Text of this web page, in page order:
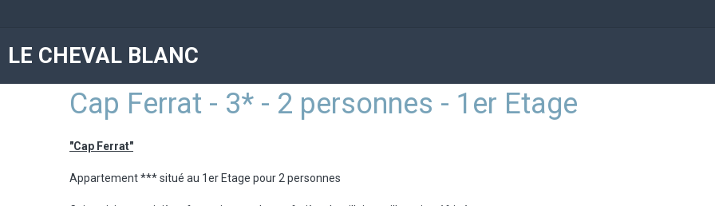
LE CHEVAL BLANC
Cap Ferrat - 3* - 2 personnes - 1er Etage
"Cap Ferrat"
Appartement *** situé au 1er Etage pour 2 personnes